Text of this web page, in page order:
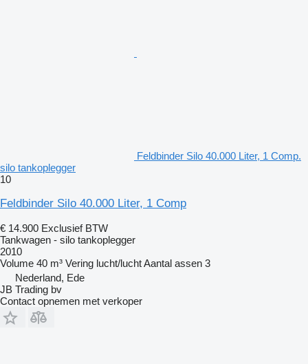
Feldbinder Silo 40.000 Liter, 1 Comp.
silo tankoplegger
10
Feldbinder Silo 40.000 Liter, 1 Comp
€ 14.900 Exclusief BTW
Tankwagen - silo tankoplegger
2010
Volume 40 m³ Vering lucht/luchtAantal assen 3
Nederland, Ede
JB Trading bv
Contact opnemen met verkoper